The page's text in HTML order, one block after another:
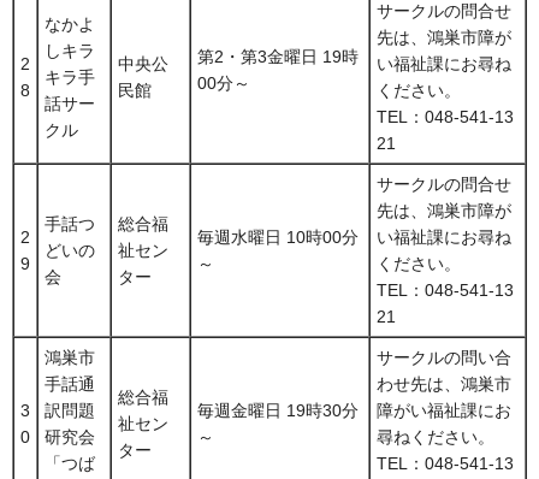
2
8
なかよ
しキラ
キラ手
話サー
クル
中央公
民館
第2・第3金曜日 19時
00分～
サークルの問合せ
先は、鴻巣市障が
い福祉課にお尋ね
ください。
TEL：048-541-13
21
2
9
手話つ
どいの
会
総合福
祉セン
ター
毎週水曜日 10時00分
～
サークルの問合せ
先は、鴻巣市障が
い福祉課にお尋ね
ください。
TEL：048-541-13
21
3
0
鴻巣市
手話通
訳問題
研究会
「つば
総合福
祉セン
ター
毎週金曜日 19時30分
～
サークルの問い合
わせ先は、鴻巣市
障がい福祉課にお
尋ねください。
TEL：048-541-13